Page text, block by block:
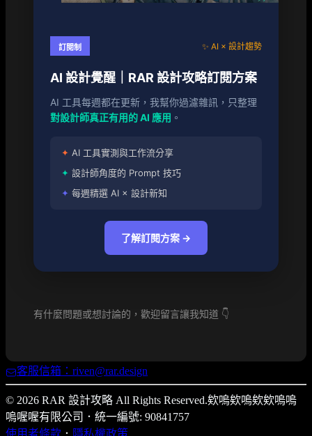
訂閱制 ✨ AI × 設計趨勢
AI 設計覺醒｜RAR 設計攻略訂閱方案
AI 工具每週都在更新，我幫你過濾雜訊，只整理
對設計師真正有用的 AI 應用 。
✦ AI 工具實測與工作流分享
✦ 設計師角度的 Prompt 技巧
✦ 每週精選 AI × 設計新知
了解訂閱方案 →
有什麼問題或想討論的，歡迎留言讓我知道 👇
客服信箱：riven@rar.design
© 2026 RAR 設計攻略 All Rights Reserved.欸嗚欸嗚欸欸嗚嗚
嗚喔喔有限公司 ． 統一編號: 90841757